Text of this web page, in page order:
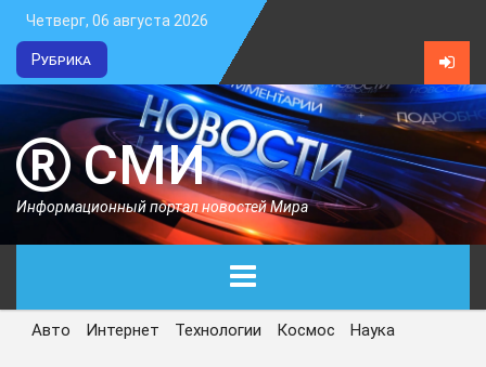
Четверг, 06 августа 2026
Рубрика
СМИ
Информационный портал новостей Мира
ГЛАВНАЯ
Авто Интернет Технологии Космос Наука